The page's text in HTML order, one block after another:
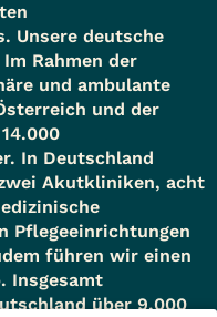
Unsere deutsche
Rahmen der
und ambulante
und der
In Deutschland
Akutkliniken, acht
Pflegeeinrichtungen
führen wir einen
Insgesamt
über 9.000